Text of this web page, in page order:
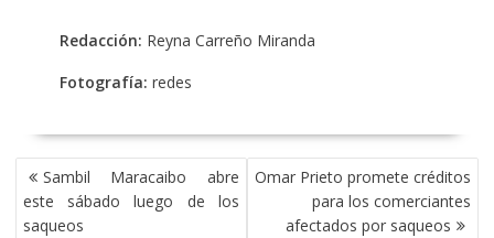
Redacción: Reyna Carreño Miranda
Fotografía: redes
NAVEGACIÓN
DE
ENTRADAS
Sambil Maracaibo abre
este sábado luego de los
saqueos
Omar Prieto promete créditos
para los comerciantes
afectados por saqueos